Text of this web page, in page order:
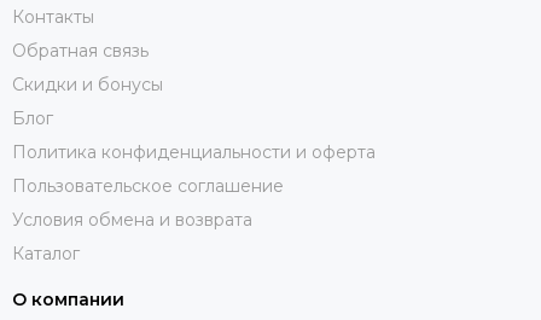
Контакты
Обратная связь
Скидки и бонусы
Блог
Политика конфиденциальности и оферта
Пользовательское соглашение
Условия обмена и возврата
Каталог
О компании